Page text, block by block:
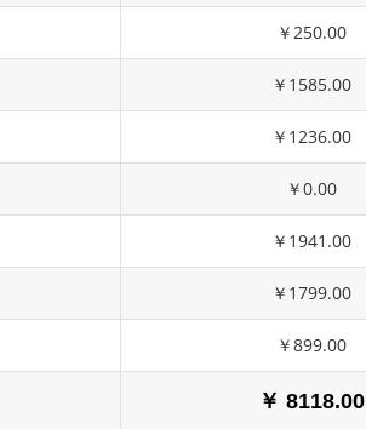
￥250.00
￥1585.00
￥1236.00
￥0.00
￥1941.00
￥1799.00
￥899.00
￥ 8118.00